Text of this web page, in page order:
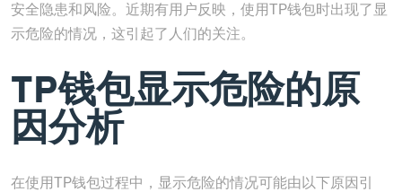
安全隐患和风险。近期有用户反映，使用TP钱包时出现了显
示危险的情况，这引起了人们的关注。
TP钱包显示危险的原
因分析
在使用TP钱包过程中，显示危险的情况可能由以下原因引